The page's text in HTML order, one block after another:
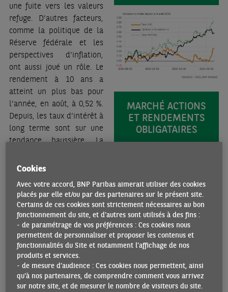
MARCHÉ ACTIONS
ET RENDEMENTS
OBLIGATAIRES
une fuite vers les valeurs
refuge. D’autres facteurs,
comme la politique de la
Réserve fédérale et les
perspectives d’inflation,
ont aussi joué un rôle. Le
rendement à 10 ans a
atteint un plus bas pour
l’année, en août, à 0,52 %.
Depuis, les taux d’intérêt à
long terme sont sur une
tendance haussière. La
variation cumulée des
Treasuriesmontre que, à
la fin du mois de janvier,
les rendements nominaux
étaient plus ou moins
équivalents à la hausse
des points morts d’inflation[1]. Le rendement obligataire
réel - rendement des obligations indexées sur l’inflation -,
après avoir progressé jusqu’au début du mois de novembre,
était revenu à son niveau du mois d’août. En février,
Cookies
Avec votre accord, BNP Paribas aimerait utiliser des cookies
placés par elle et/ou par des partenaires sur le présent site.
Certains de ces cookies sont strictement nécessaires au bon
fonctionnement du site, et d'autres sont utilisés à des fins :
- de paramétrage de vos préférences : Ces cookies nous
permettent de personnaliser et proposer les contenus et
fonctionnalités du Site et notamment l’affichage de nos
produits et services.
- de mesure d’audience : Ces cookies nous permettent, ainsi
qu'à nos partenaires, de comprendre comment vous arrivez
sur notre site, et de mesurer le nombre de visiteurs du site.